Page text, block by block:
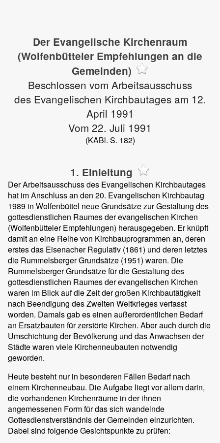
Der Evangelische Kirchenraum
(Wolfenbütteler Empfehlungen an die
Gemeinden)
Beschlossen vom Arbeitsausschuss
des Evangelischen Kirchbautages am 12.
April 1991
Vom 22. Juli 1991
(KABl. S. 182)
1. Einleitung
Der Arbeitsausschuss des Evangelischen Kirchbautages
hat im Anschluss an den 20. Evangelischen Kirchbautag
1989 in Wolfenbüttel neue Grundsätze zur Gestaltung des
gottesdienstlichen Raumes der evangelischen Kirchen
(Wolfenbütteler Empfehlungen) herausgegeben. Er knüpft
damit an eine Reihe von Kirchbauprogrammen an, deren
erstes das Eisenacher Regulativ (1861) und deren letztes
die Rummelsberger Grundsätze (1951) waren. Die
Rummelsberger Grundsätze für die Gestaltung des
gottesdienstlichen Raumes der evangelischen Kirchen
waren im Blick auf die Zeit der großen Kirchbautätigkeit
nach Beendigung des Zweiten Weltkrieges verfasst
worden. Damals gab es einen außerordentlichen Bedarf
an Ersatzbauten für zerstörte Kirchen. Aber auch durch die
Umschichtung der Bevölkerung und das Anwachsen der
Städte waren viele Kirchenneubauten notwendig
geworden.
Heute besteht nur in besonderen Fällen Bedarf nach
einem Kirchenneubau. Die Aufgabe liegt vor allem darin,
die vorhandenen Kirchenräume in der ihnen
angemessenen Form für das sich wandelnde
Gottesdienstverständnis der Gemeinden einzurichten.
Dabei sind folgende Gesichtspunkte zu prüfen: